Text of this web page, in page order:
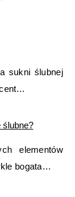
sukni ślubnej
ślubne?
elementów
bogata…